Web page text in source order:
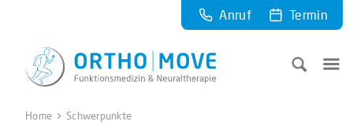
Anruf Termin
Home Schwerpunkte